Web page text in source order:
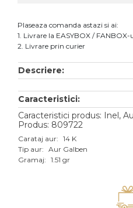
Accesorii
Aur alb
Aur roz
Aur mixt
Plaseaza comanda astazi si ai:
1. Livrare la EASYBOX /
2. Livrare prin curier
Descriere:
Caracteristici:
Caracteristici produs: Inel,
Produs: 809722
Carataj aur: 14 K
Tip aur: Aur Galben
Gramaj: 1.51 gr